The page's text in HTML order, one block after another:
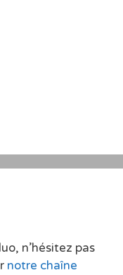
n’hésitez pas
notre chaîne